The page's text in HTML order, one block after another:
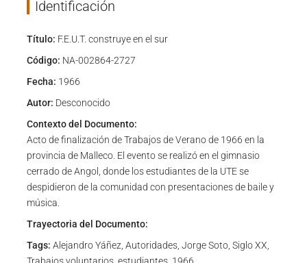
Identificación
Título: F.E.U.T. construye en el sur
Código: NA-002864-2727
Fecha: 1966
Autor: Desconocido
Contexto del Documento:
Acto de finalización de Trabajos de Verano de 1966 en la
provincia de Malleco. El evento se realizó en el gimnasio
cerrado de Angol, donde los estudiantes de la UTE se
despidieron de la comunidad con presentaciones de baile y
música.
Trayectoria del Documento:
Tags: Alejandro Yáñez, Autoridades, Jorge Soto, Siglo XX,